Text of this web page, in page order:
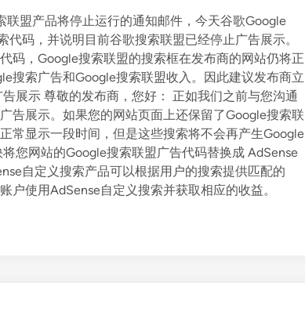
平
台
市
场
占
有
率
排
行
榜
盟产品将停止运行的通知邮件，今天谷歌Google
码，并说明目前谷歌搜索联盟已经停止广告展示。
码，Google搜索联盟的搜索框在发布商的网站仍将正
搜索广告和Google搜索联盟收入。因此建议发布商立
展示 尊敬的发布商，您好： 正如我们之前与您沟通
告展示。如果您的网站页面上还保留了Google搜索联
常显示一段时间，但是这些搜索将不会再产生Google
您网站的Google搜索联盟广告代码替换成 AdSense
自定义搜索产品可以根据用户的搜索提供匹配的
使用AdSense自定义搜索并获取相应的收益。